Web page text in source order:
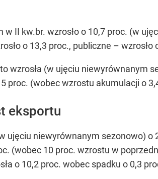
w II kw.br. wzrosło o 10,7 proc. (w
o 13,3 proc., publiczne – wzrosło
wzrosła (w ujęciu niewyrównanym
proc. (wobec wzrostu akumulacji o
eksportu
ujęciu niewyrównanym sezonowo)
(wobec 10 proc. wzrostu w
o 10,2 proc. wobec spadku o 0,3